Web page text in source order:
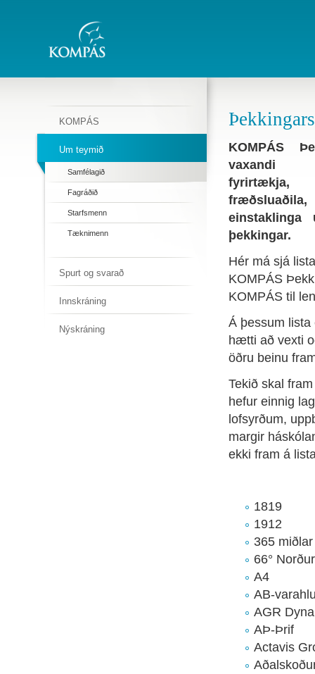
KOMPÁS
Um teymið
Samfélagið
Fagráðið
Starfsmenn
Tæknimenn
Spurt og svarað
Innskráning
Nýskráning
KOMPÁS
vaxandi
fyrirtækja,
einstaklinga
þekkingar.
Hér má sjá
KOMPÁS
KOMPÁS til
Á þessum
hætti að vexti
öðru beinu
Tekið skal
hefur einnig
lofsyrðum,
margir
ekki fram á
1819
1912
365 miðlar
66° Norður
A4
AB-
AGR
AÞ-Þrif
Actavis